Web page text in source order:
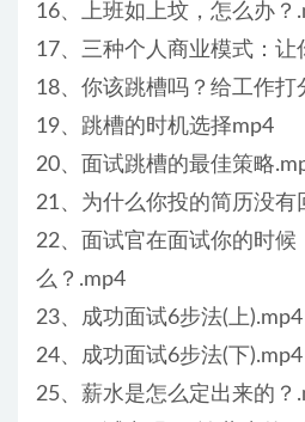
16、上班如上坟，怎么办？
17、三种个人商业模式：让
18、你该跳槽吗？给工作打
19、跳槽的时机选择mp4
20、面试跳槽的最佳策略
21、为什么你投的简历没有
22、面试官在面试你的时候
么？.mp4
23、成功面试6步法(上).mp4
24、成功面试6步法(下).mp4
25、薪水是怎么定出来的？